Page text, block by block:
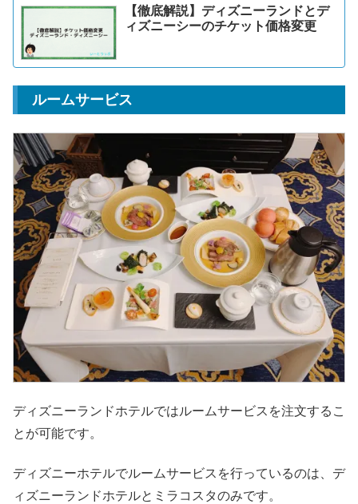
【徹底解説】ディズニーランドとデ
ィズニーシーのチケット価格変更
ルームサービス
ディズニーランドホテルではルームサービスを注文するこ
とが可能です。
ディズニーホテルでルームサービスを行っているのは、デ
ィズニーランドホテルとミラコスタのみです。